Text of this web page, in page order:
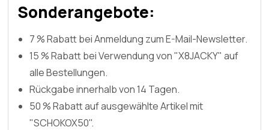
Sonderangebote:
7 % Rabatt bei Anmeldung zum E-Mail-Newsletter.
15 % Rabatt bei Verwendung von "X8JACKY" auf
alle Bestellungen.
Rückgabe innerhalb von 14 Tagen.
50 % Rabatt auf ausgewählte Artikel mit
"SCHOKOX50".